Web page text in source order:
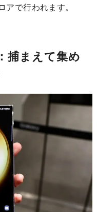
で行われます。
捕まえて集め